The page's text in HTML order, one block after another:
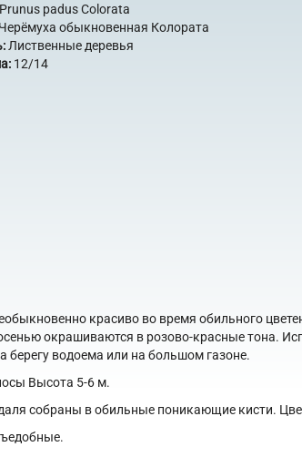
Prunus padus Colorata
Черёмуха обыкновенная Колората
Лиственные деревья
12/14
красиво во время обильного
окрашиваются в розово-красные тона.
берегу водоема или на большом газоне.
Высота 5-6 м.
собраны в обильные поникающие кисти.